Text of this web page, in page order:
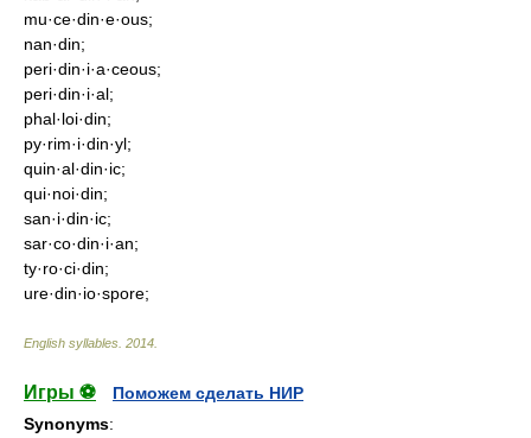
mu·ce·din·e·ous;
nan·din;
peri·din·i·a·ceous;
peri·din·i·al;
phal·loi·din;
py·rim·i·din·yl;
quin·al·din·ic;
qui·noi·din;
san·i·din·ic;
sar·co·din·i·an;
ty·ro·ci·din;
ure·din·io·spore;
English syllables 2014
Игры ⚽
Поможем сделать НИР
Synonyms: